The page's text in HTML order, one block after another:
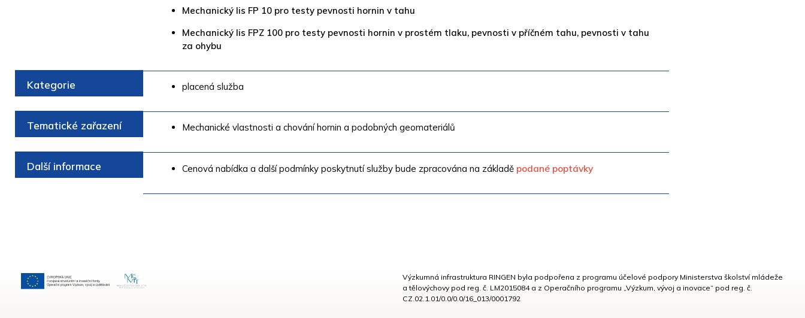
Mechanický lis FP 10 pro testy pevnosti hornin v tahu
Mechanický lis FPZ 100 pro testy pevnosti hornin v prostém tlaku, pevnosti v příčném tahu, pevnosti v tahu
za ohybu
Kategorie placená služba
Tematické zařazení Mechanické vlastnosti a chování hornin a podobných geomateriálů
Další informace Cenová nabídka a další podmínky poskytnutí služby bude zpracována na základě podané poptávky
Výzkumná infrastruktura RINGEN byla podpořena z programu účelové podpory Ministerstva školství mládeže
a tělovýchovy pod reg. č. LM2015084 a z Operačního programu „Výzkum, vývoj a inovace“ pod reg. č.
CZ.02.1.01/0.0/0.0/16_013/0001792